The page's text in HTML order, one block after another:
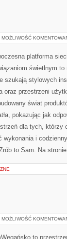
MOŻLIWOŚĆ
platforma
świetlnym
szukają stylowych
oraz przestrzeni
świat
pokazując jak
dla tych, którzy
wykonania i
to Sam. Na
MOŻLIWOŚĆ
to